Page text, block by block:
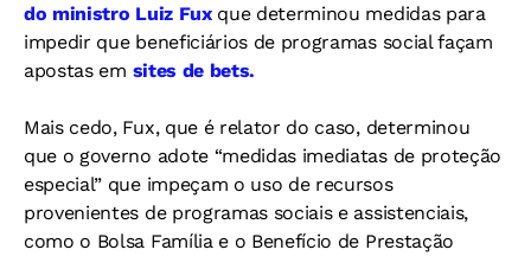
do ministro Luiz Fuxque determinou medidas para
impedir que beneficiários de programas social façam
apostas em sites de bets.
Mais cedo, Fux, que é relator do caso, determinou
que o governo adote “medidas imediatas de proteção
especial” que impeçam o uso de recursos
provenientes de programas sociais e assistenciais,
como o Bolsa Família e o Benefício de Prestação